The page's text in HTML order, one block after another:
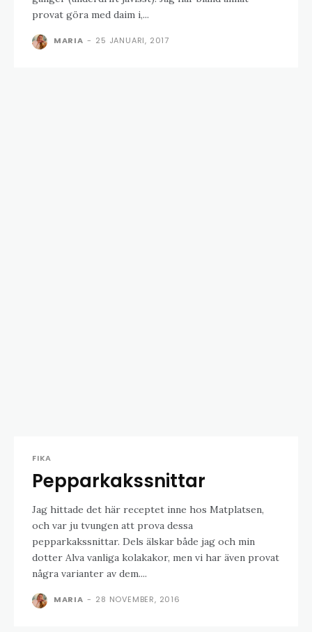
provat göra med daim i,...
MARIA - 25 JANUARI, 2017
FIKA
Pepparkakssnittar
Jag hittade det här receptet inne hos Matplatsen,
och var ju tvungen att prova dessa
pepparkakssnittar. Dels älskar både jag och min
dotter Alva vanliga kolakakor, men vi har även provat
några varianter av dem....
MARIA - 28 NOVEMBER, 2016